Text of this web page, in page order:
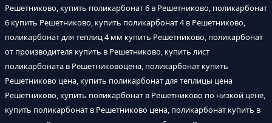
Решетниково, купить поликарбонат 6 в Решетниково, поликарбонат
6 купить Решетниково, купить поликарбонат 4 в Решетниково,
поликарбонат для теплиц 4 мм купить Решетниково, поликарбонат
от производителя купить в Решетниково, купить лист
поликарбоната в Решетниковоцена, поликарбонат купить
Решетниково цена, купить поликарбонат для теплицы цена
Решетниково, купить поликарбонат в Решетниково по низкой цене,
купить поликарбонат в Решетниково цена, поликарбонат купить в